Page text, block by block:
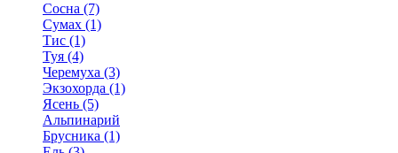
Сосна (7)
Сумах (1)
Тис (1)
Туя (4)
Черемуха (3)
Экзохорда (1)
Ясень (5)
Альпинарий
Брусника (1)